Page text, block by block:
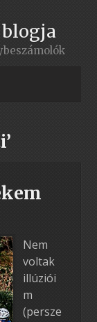
blogja
Nem
voltak
illúziói
m
(persze